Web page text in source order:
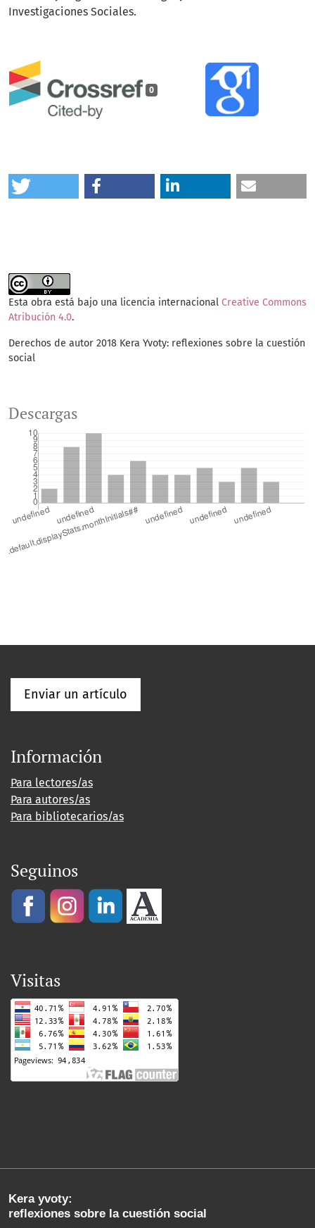
0
Investigaciones Sociales.
Esta obra está bajo una licencia internacional Creative Commons
Atribución 4.0.
Derechos de autor 2018 Kera Yvoty: reflexiones sobre la cuestión
social
Descargas
Enviar un artículo
Información
Para lectores/as
Para autores/as
Para bibliotecarios/as
Seguinos
Visitas
Kera yvoty:
reflexiones sobre la cuestión social